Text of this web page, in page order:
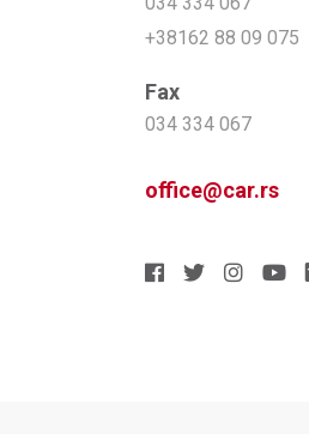
+38162 88 09 075
Fax
034 334 067
office@car.rs